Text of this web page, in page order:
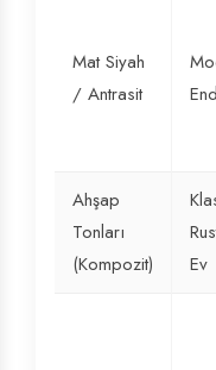
Mat Siyah
/ Antrasit
Ahşap
Tonları
(Kompozit)
Ev